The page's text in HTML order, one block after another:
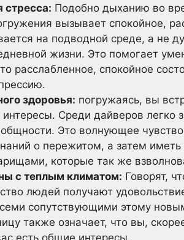
стресса: Подобно дыханию во
вызывает спокойное,
на подводной среде, а не
жизни. Это помогает
расслабленное, спокойное
здоровья: погружаясь, вы
Среди дайверов легко
Это волнующее
о пережитом, а затем
которые так же
с теплым климатом: Говорят,
людей получают
сопутствующими этому
также означает, что вы,
есть общие интересы.